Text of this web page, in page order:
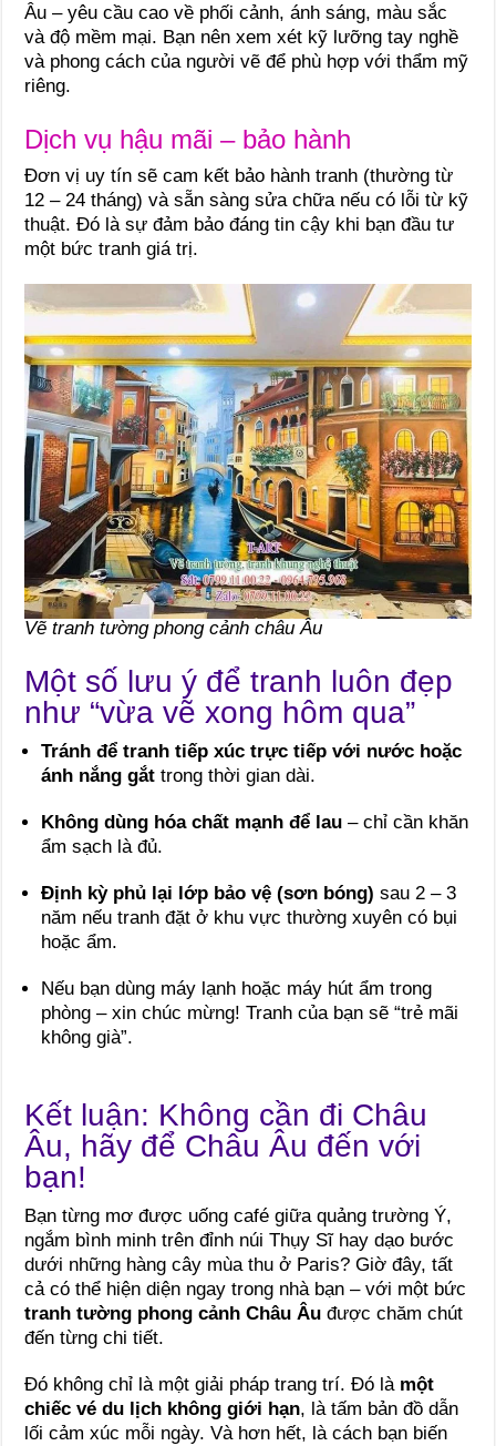
Âu – yêu cầu cao về phối cảnh, ánh sáng, màu sắc
và độ mềm mại. Bạn nên xem xét kỹ lưỡng tay nghề
và phong cách của người vẽ để phù hợp với thẩm mỹ
riêng.
Dịch vụ hậu mãi – bảo hành
Đơn vị uy tín sẽ cam kết bảo hành tranh (thường từ
12 – 24 tháng) và sẵn sàng sửa chữa nếu có lỗi từ kỹ
thuật. Đó là sự đảm bảo đáng tin cậy khi bạn đầu tư
một bức tranh giá trị.
Vẽ tranh tường phong cảnh châu Âu
Một số lưu ý để tranh luôn đẹp
như “vừa vẽ xong hôm qua”
Tránh để tranh tiếp xúc trực tiếp với nước hoặc
ánh nắng gắt trong thời gian dài.
Không dùng hóa chất mạnh để lau – chỉ cần khăn
ẩm sạch là đủ.
Định kỳ phủ lại lớp bảo vệ (sơn bóng) sau 2 – 3
năm nếu tranh đặt ở khu vực thường xuyên có bụi
hoặc ẩm.
Nếu bạn dùng máy lạnh hoặc máy hút ẩm trong
phòng – xin chúc mừng! Tranh của bạn sẽ “trẻ mãi
không già”.
Kết luận: Không cần đi Châu
Âu, hãy để Châu Âu đến với
bạn!
Bạn từng mơ được uống café giữa quảng trường Ý,
ngắm bình minh trên đỉnh núi Thụy Sĩ hay dạo bước
dưới những hàng cây mùa thu ở Paris? Giờ đây, tất
cả có thể hiện diện ngay trong nhà bạn – với một bức
tranh tường phong cảnh Châu Âu được chăm chút
đến từng chi tiết.
Đó không chỉ là một giải pháp trang trí. Đó là một
chiếc vé du lịch không giới hạn, là tấm bản đồ dẫn
lối cảm xúc mỗi ngày. Và hơn hết, là cách bạn biến